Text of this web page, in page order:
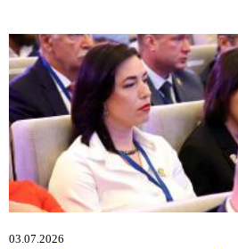
03.07.2026